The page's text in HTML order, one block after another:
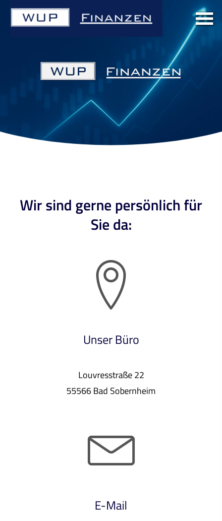
Wir sind gerne persönlich für
Sie da:
Unser Büro
Louvresstraße 22
55566 Bad Sobernheim
E-Mail